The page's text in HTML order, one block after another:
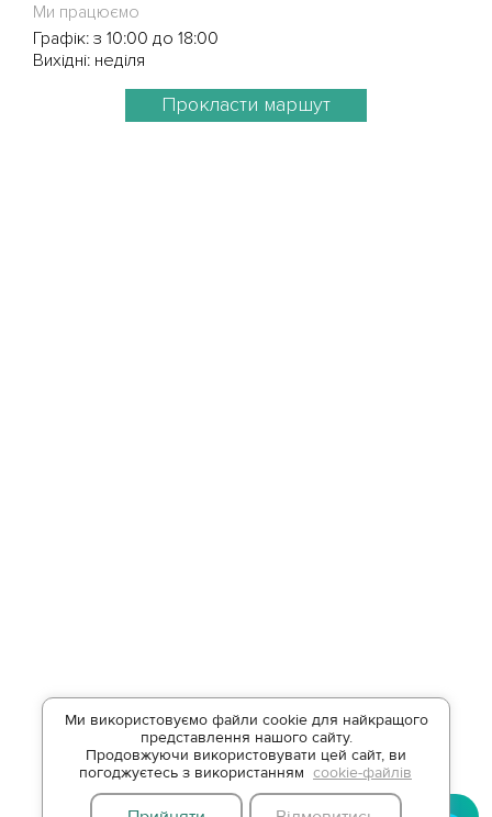
Ми використовуємо файли cookie для найкращого
представлення нашого сайту.
Продовжуючи використовувати цей сайт, ви
погоджуєтесь з використанням cookie-файлів
Ми працюємо
Графік: з 10:00 до 18:00
Вихідні: неділя
Прокласти маршут